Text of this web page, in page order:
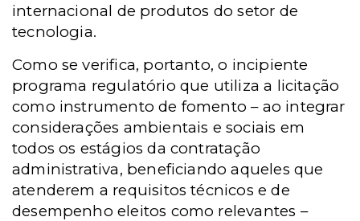
internacional de produtos do setor de
tecnologia.
Como se verifica, portanto, o incipiente
programa regulatório que utiliza a licitação
como instrumento de fomento – ao integrar
considerações ambientais e sociais em
todos os estágios da contratação
administrativa, beneficiando aqueles que
atenderem a requisitos técnicos e de
desempenho eleitos como relevantes –